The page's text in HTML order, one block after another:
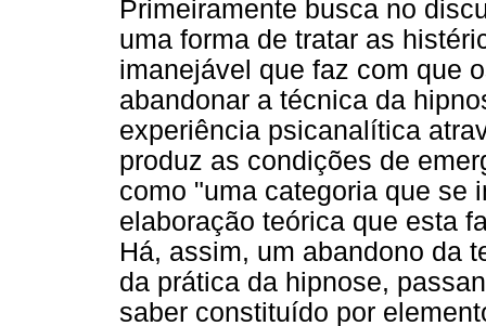
Primeiramente busca no
uma forma de tratar as
imanejável que faz com que
abandonar a técnica da
experiência psicanalítica
produz as condições de
como "uma categoria que se
elaboração teórica que esta
Há, assim, um abandono da
da prática da hipnose,
saber constituído por